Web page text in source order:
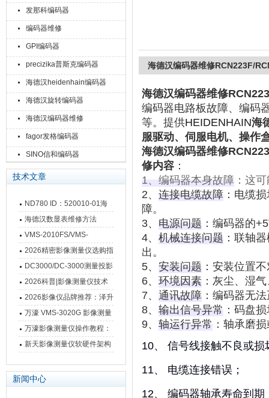
发那科编码器
编码器维修
GPI编码器
precizika普斯克编码器
海德汉heidenhain编码器
海德汉旋转编码器
海德汉编码器维修
fagor发格编码器
SINO信和编码器
技术文章
ND780 ID：520010-01海
德汉数显表故障维修内容
海德汉数显表维修方法
VMS-2010FS/VMS-
3020FS/VMS-4030FS手动
影像测量仪技术参数
2026精密影像测量仪选购指
南 靠谱品牌一站式选型推荐
DC3000/DC-3000测量投影
仪万濠数据处理器数显表故
障维修方法
2026科普|影像测量仪技术
原理、分类及选型应用
2026影像仪品牌推荐：泽升
影像测量仪选型指南
万濠 VMS-3020G 影像测量
仪技术规格与应用解析
万濠影像测量仪操作教程：
从开机到出报告，新手也能
新天影像测量仪软硬件架构
新闻中心
海德汉编码器维修RCN223F/
海德汉编码器维修
编码器电路板故障、编码
等。提供HEIDENHAIN海
服驱动、伺服电机、操作
海德汉编码器维修
修内容 ：
1、编码器本身故障 ：这
2、‌ 连接电缆故障 ：电缆
障。
3、‌ 电源问题 ：编码器的
4、‌ 机械连接问题 ：联轴
出。
5、‌ 安装问题 ：安装位置
6、‌ 环境因素 ：灰尘、湿
7、‌ 通讯故障 ：编码器无
8、‌ 输出信号异常 ：码盘
9、‌ 轴运行异常 ：轴承磨
10、 信号线接触不良或损
11、 电缆连接错误；
12、 编码器轴承寿命到期